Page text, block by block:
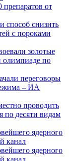
препаратов от
способ снизить
с пороками
золотые
олимпиаде по
переговоры
– ИА
проводить
по десяти видам
ядерного
канал
ядерного
канал